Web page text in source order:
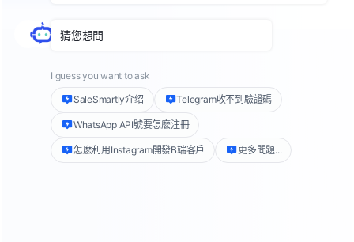
中，我們將探討WhatsApp私域行銷的優勢、策略和最佳實
競爭力。